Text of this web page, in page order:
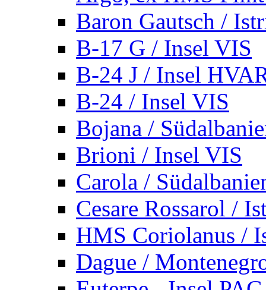
Baron Gautsch /
B-17 G / Insel VIS
B-24 J / Insel
B-24 / Insel VIS
Bojana /
Brioni / Insel VIS
Carola /
Cesare Rossarol /
HMS Coriolanus /
Dague /